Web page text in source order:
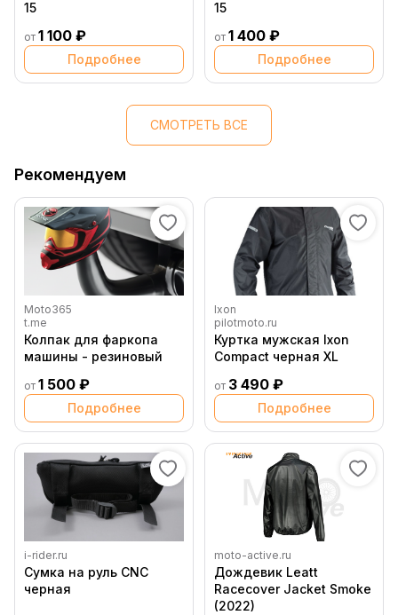
15
от 1 100 ₽
Подробнее
15
от 1 400 ₽
Подробнее
СМОТРЕТЬ ВСЕ
Рекомендуем
Moto365
t.me
Колпак для фаркопа
машины - резиновый
от 1 500 ₽
Подробнее
Ixon
pilotmoto.ru
Куртка мужская Ixon
Compact черная XL
от 3 490 ₽
Подробнее
i-rider.ru
Сумка на руль CNC
черная
moto-active.ru
Дождевик Leatt
Racecover Jacket Smoke
(2022)